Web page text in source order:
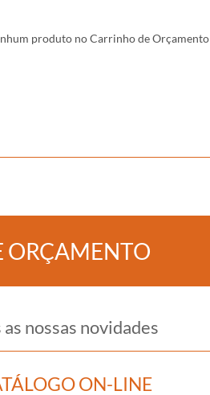
produto no Carrinho de Orçamento
ORÇAMENTO
nossas novidades
ON-LINE